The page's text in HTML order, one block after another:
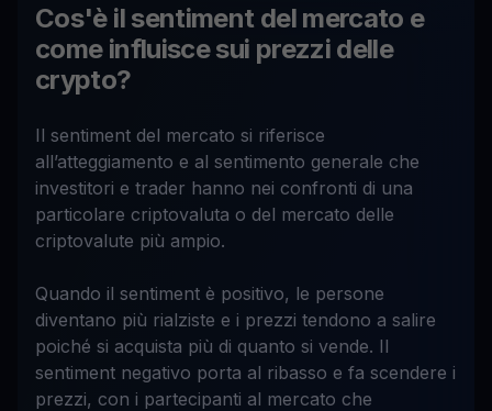
Cos'è il sentiment del mercato e
come influisce sui prezzi delle
crypto?
Il sentiment del mercato si riferisce
all’atteggiamento e al sentimento generale che
investitori e trader hanno nei confronti di una
particolare criptovaluta o del mercato delle
criptovalute più ampio.
Quando il sentiment è positivo, le persone
diventano più rialziste e i prezzi tendono a salire
poiché si acquista più di quanto si vende. Il
sentiment negativo porta al ribasso e fa scendere i
prezzi, con i partecipanti al mercato che